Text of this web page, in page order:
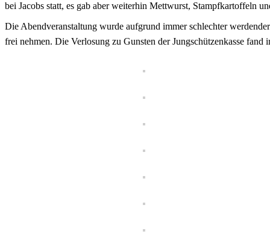
bei Jacobs statt, es gab aber weiterhin Mettwurst, Stampfkartoffeln
Die Abendveranstaltung wurde aufgrund immer schlechter
frei nehmen. Die Verlosung zu Gunsten der Jungschützenkasse